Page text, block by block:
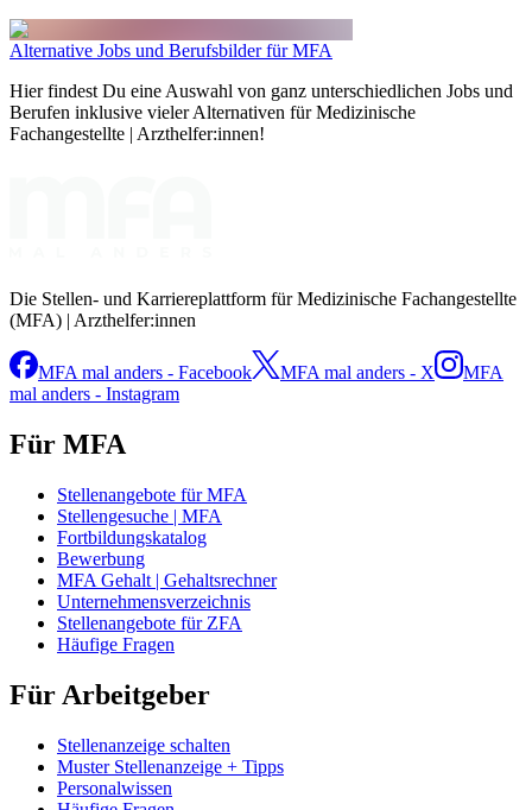
Alternative Jobs und Berufsbilder für MFA
Hier findest Du eine Auswahl von ganz unterschiedlichen Jobs und
Berufen inklusive vieler Alternativen für Medizinische
Fachangestellte | Arzthelfer:innen!
Die Stellen- und Karriereplattform für Medizinische Fachangestellte
(MFA) | Arzthelfer:innen
MFA mal anders - Facebook MFA mal anders - X
MFA
mal anders - Instagram
Für MFA
Stellenangebote für MFA
Stellengesuche | MFA
Fortbildungskatalog
Bewerbung
MFA Gehalt | Gehaltsrechner
Unternehmensverzeichnis
Stellenangebote für ZFA
Häufige Fragen
Für Arbeitgeber
Stellenanzeige schalten
Muster Stellenanzeige + Tipps
Personalwissen